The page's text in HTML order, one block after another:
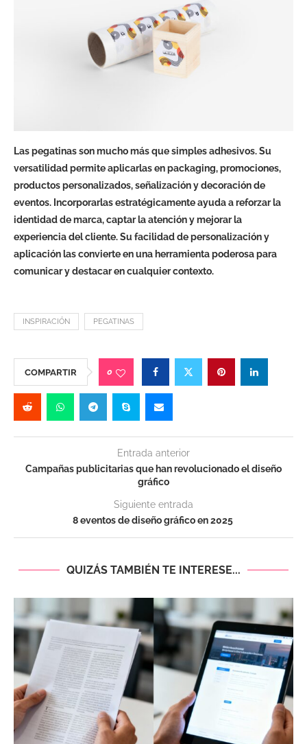
Las pegatinas son mucho más que simples adhesivos. Su
versatilidad permite aplicarlas en packaging, promociones,
productos personalizados, señalización y decoración de
eventos. Incorporarlas estratégicamente ayuda a reforzar la
identidad de marca, captar la atención y mejorar la
experiencia del cliente. Su facilidad de personalización y
aplicación las convierte en una herramienta poderosa para
comunicar y destacar en cualquier contexto.
INSPIRACIÓN PEGATINAS
COMPARTIR 0
Entrada anterior
Campañas publicitarias que han revolucionado el diseño
gráfico
Siguiente entrada
8 eventos de diseño gráfico en 2025
QUIZÁS TAMBIÉN TE INTERESE...